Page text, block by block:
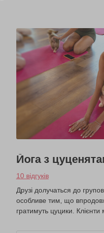
Йога з
10 відгуків
Друзі долучаться до
особливе тим, що
гратимуть цуцики. Клієнти